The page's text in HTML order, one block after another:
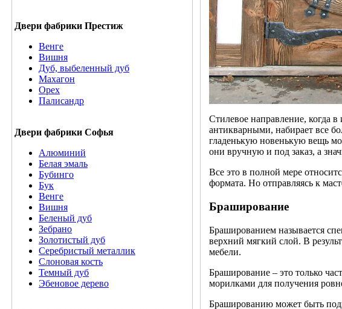
Двери фабрики Престиж
Венге
Вишня
Дуб, выбеленный дуб
Махагон
Орех
Палисандр
Двери фабрики Софья
Алюминий
Белая эмаль
Бубинго
Бук
Венге
Вишня
Беленый дуб
Зебрано
Золотистый дуб
Серебристый металлик
Слоновая кость
Темный дуб
Эбеновое дерево
Стилевое направление, когда
антикварными, набирает все
гладенькую новенькую вещь
они вручную и под заказ, а
Все это в полной мере
формата. Но отправляясь к
Браширование
Брашированием называется
верхний мягкий слой. В
мебели.
Браширование – это только
морилками для получения
Брашированию может быть